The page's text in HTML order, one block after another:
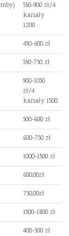
550-900 zł/4
kanały
1200
450-600 zł
550-750 zł
900-1050
zł/4
kanały 1500
500-600 zł
600-750 zł
1000-1500 zł
600,00zł
750,00zł
1500-1800 zł
400-500 zł